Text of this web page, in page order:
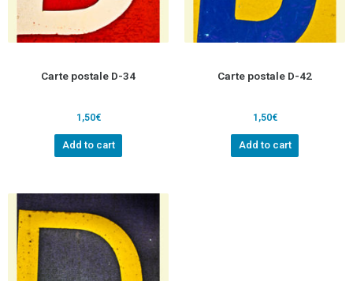
Carte postale D-34
1,50€
Add to cart
Carte postale D-42
1,50€
Add to cart